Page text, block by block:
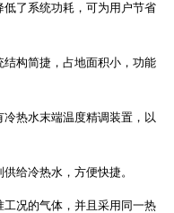
了系统功耗，可为用户节省
构简捷，占地面积小，功能
热水末端温度精调装置，以
给冷热水，方便快捷。
况的气体，并且采用同一热